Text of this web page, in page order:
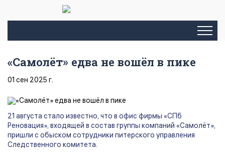
«Самолёт» едва не вошёл в пике
01 сен 2025 г.
21 августа стало известно, что в офис фирмы «СПб
Реновация», входящей в состав группы компаний «Самолёт»,
пришли с обыском сотрудники питерского управления
Следственного комитета.